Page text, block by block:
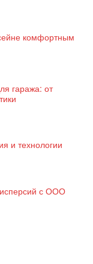
комфортным
гаража: от
и технологии
с ООО